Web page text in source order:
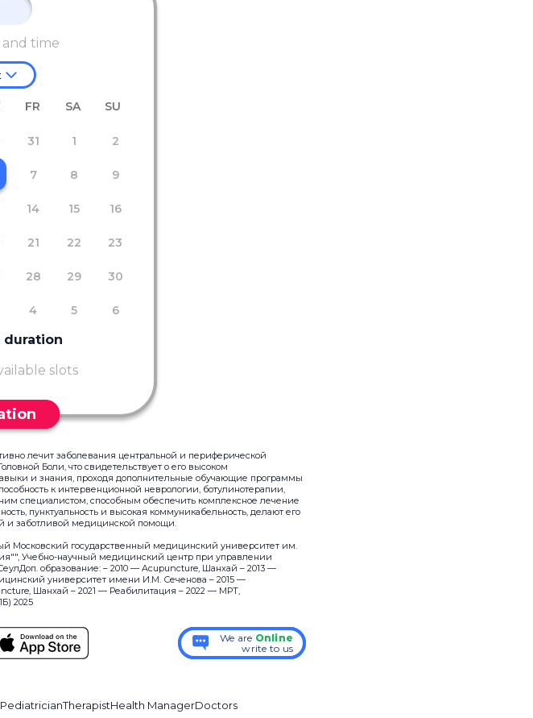
time
FR SA SU
31 1 2
7 8 9
14 15 16
21 22 23
28 29 30
4 5 6
duration
slots
лечит заболевания центральной и периферической
Боли, что свидетельствует о его высоком
и знания, проходя дополнительные обучающие программы
к интервенционной неврологии, ботулинотерапии,
специалистом, способным обеспечить комплексное лечение
пунктуальность и высокая коммуникабельность, делают его
и заботливой медицинской помощи.
Московский государственный медицинский университет им.
Учебно-научный медицинский центр при управлении
образование: – 2010 — Acupuncture, Шанхай – 2013 —
университет имени И.М. Сеченова – 2015 —
Шанхай – 2021 — Реабилитация – 2022 — МРТ,
2025
We are Online
write to us
We are Online
write to us
PediatricianTherapistHealth ManagerDoctors